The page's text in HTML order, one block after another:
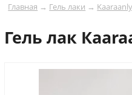
Главная → Гель лаки → Kaaraanly
Гель лак